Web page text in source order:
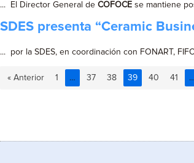
... El Director General de COFOCE se mantiene
SDES presenta “Ceramic
... por la SDES, en coordinación con FONART,
« Anterior 1 … 37 38 39 40 41 …